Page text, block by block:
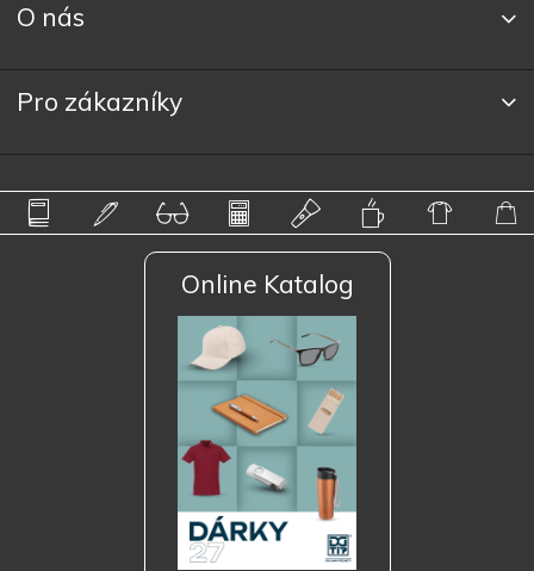
O nás
Pro zákazníky
Online Katalog